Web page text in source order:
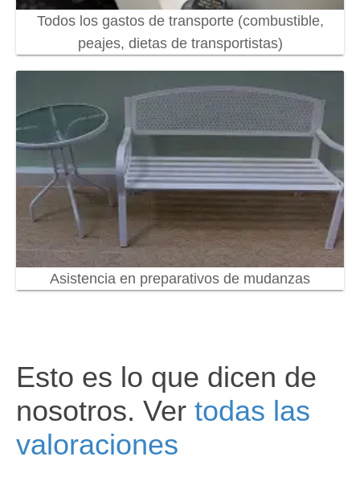
Todos los gastos de transporte (combustible,
peajes, dietas de transportistas)
Asistencia en preparativos de mudanzas
Esto es lo que dicen de
nosotros. Ver todas las
valoraciones